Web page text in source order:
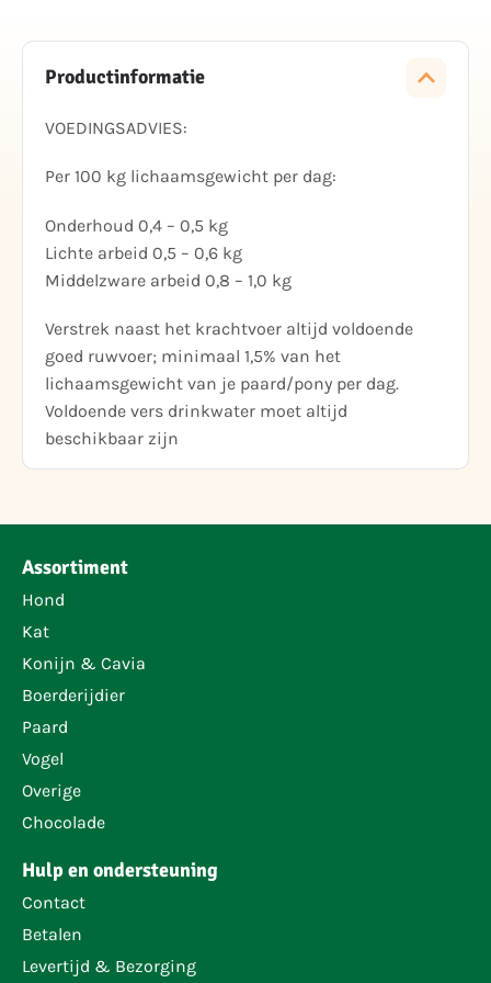
Productinformatie
VOEDINGSADVIES:
Per 100 kg lichaamsgewicht per dag:
Onderhoud 0,4 – 0,5 kg
Lichte arbeid 0,5 – 0,6 kg
Middelzware arbeid 0,8 – 1,0 kg
Verstrek naast het krachtvoer altijd voldoende
goed ruwvoer; minimaal 1,5% van het
lichaamsgewicht van je paard/pony per dag.
Voldoende vers drinkwater moet altijd
beschikbaar zijn
Assortiment
Hond
Kat
Konijn & Cavia
Boerderijdier
Paard
Vogel
Overige
Chocolade
Hulp en ondersteuning
Contact
Betalen
Levertijd & Bezorging